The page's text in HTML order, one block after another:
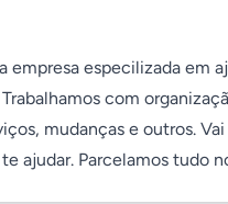
empresa especilizada em
com
mudanças e outros.
ajudar. Parcelamos tudo